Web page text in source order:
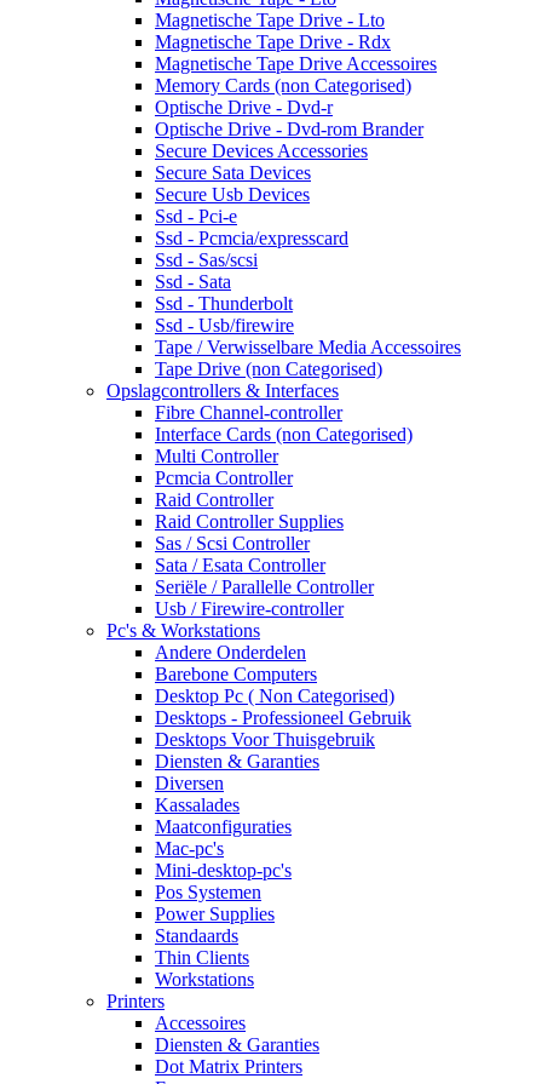
Magnetische Tape Drive - Lto
Magnetische Tape Drive - Rdx
Magnetische Tape Drive Accessoires
Memory Cards (non Categorised)
Optische Drive - Dvd-r
Optische Drive - Dvd-rom Brander
Secure Devices Accessories
Secure Sata Devices
Secure Usb Devices
Ssd - Pci-e
Ssd - Pcmcia/expresscard
Ssd - Sas/scsi
Ssd - Sata
Ssd - Thunderbolt
Ssd - Usb/firewire
Tape / Verwisselbare Media Accessoires
Tape Drive (non Categorised)
Opslagcontrollers & Interfaces
Fibre Channel-controller
Interface Cards (non Categorised)
Multi Controller
Pcmcia Controller
Raid Controller
Raid Controller Supplies
Sas / Scsi Controller
Sata / Esata Controller
Seriële / Parallelle Controller
Usb / Firewire-controller
Pc's & Workstations
Andere Onderdelen
Barebone Computers
Desktop Pc ( Non Categorised)
Desktops - Professioneel Gebruik
Desktops Voor Thuisgebruik
Diensten & Garanties
Diversen
Kassalades
Maatconfiguraties
Mac-pc's
Mini-desktop-pc's
Pos Systemen
Power Supplies
Standaards
Thin Clients
Workstations
Printers
Accessoires
Diensten & Garanties
Dot Matrix Printers